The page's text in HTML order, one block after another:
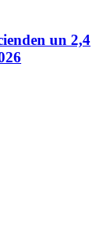
un 2,4